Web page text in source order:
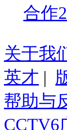
合作
关于我
英才 |
帮助与
CCTV6